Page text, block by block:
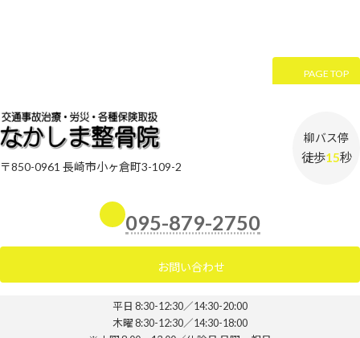
PAGE TOP
〒850-0961 長崎市小ヶ倉町3-109-2
柳バス停
徒歩15秒
095-879-2750
お問い合わせ
平日 8:30-12:30／14:30-20:00
木曜 8:30-12:30／14:30-18:00